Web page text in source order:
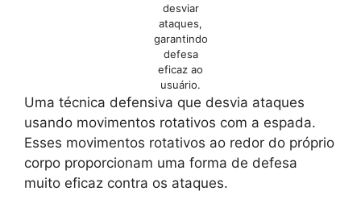
desviar
ataques,
garantindo
defesa
eficaz ao
usuário.
Uma técnica defensiva que desvia ataques
usando movimentos rotativos com a espada.
Esses movimentos rotativos ao redor do próprio
corpo proporcionam uma forma de defesa
muito eficaz contra os ataques.